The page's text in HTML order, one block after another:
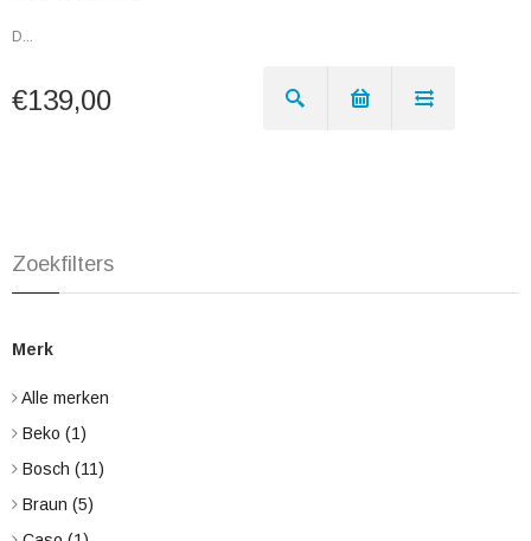
D...
€139,00
Zoekfilters
Merk
Alle merken
Beko (1)
Bosch (11)
Braun (5)